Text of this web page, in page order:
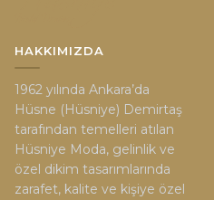
HAKKIMIZDA
1962 yılında Ankara’da
Hüsne (Hüsniye) Demirtaş
tarafından temelleri atılan
Hüsniye Moda, gelinlik ve
özel dikim tasarımlarında
zarafet, kalite ve kişiye özel